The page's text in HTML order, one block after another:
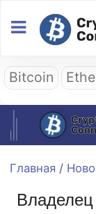
Bitcoin
Главная /
Владелец